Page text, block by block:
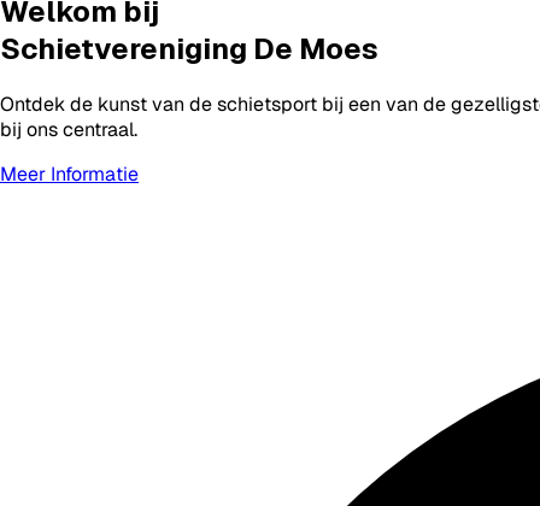
Welkom bij
Schietvereniging De Moes
Ontdek de kunst van de schietsport bij een van de
bij ons centraal.
Meer Informatie